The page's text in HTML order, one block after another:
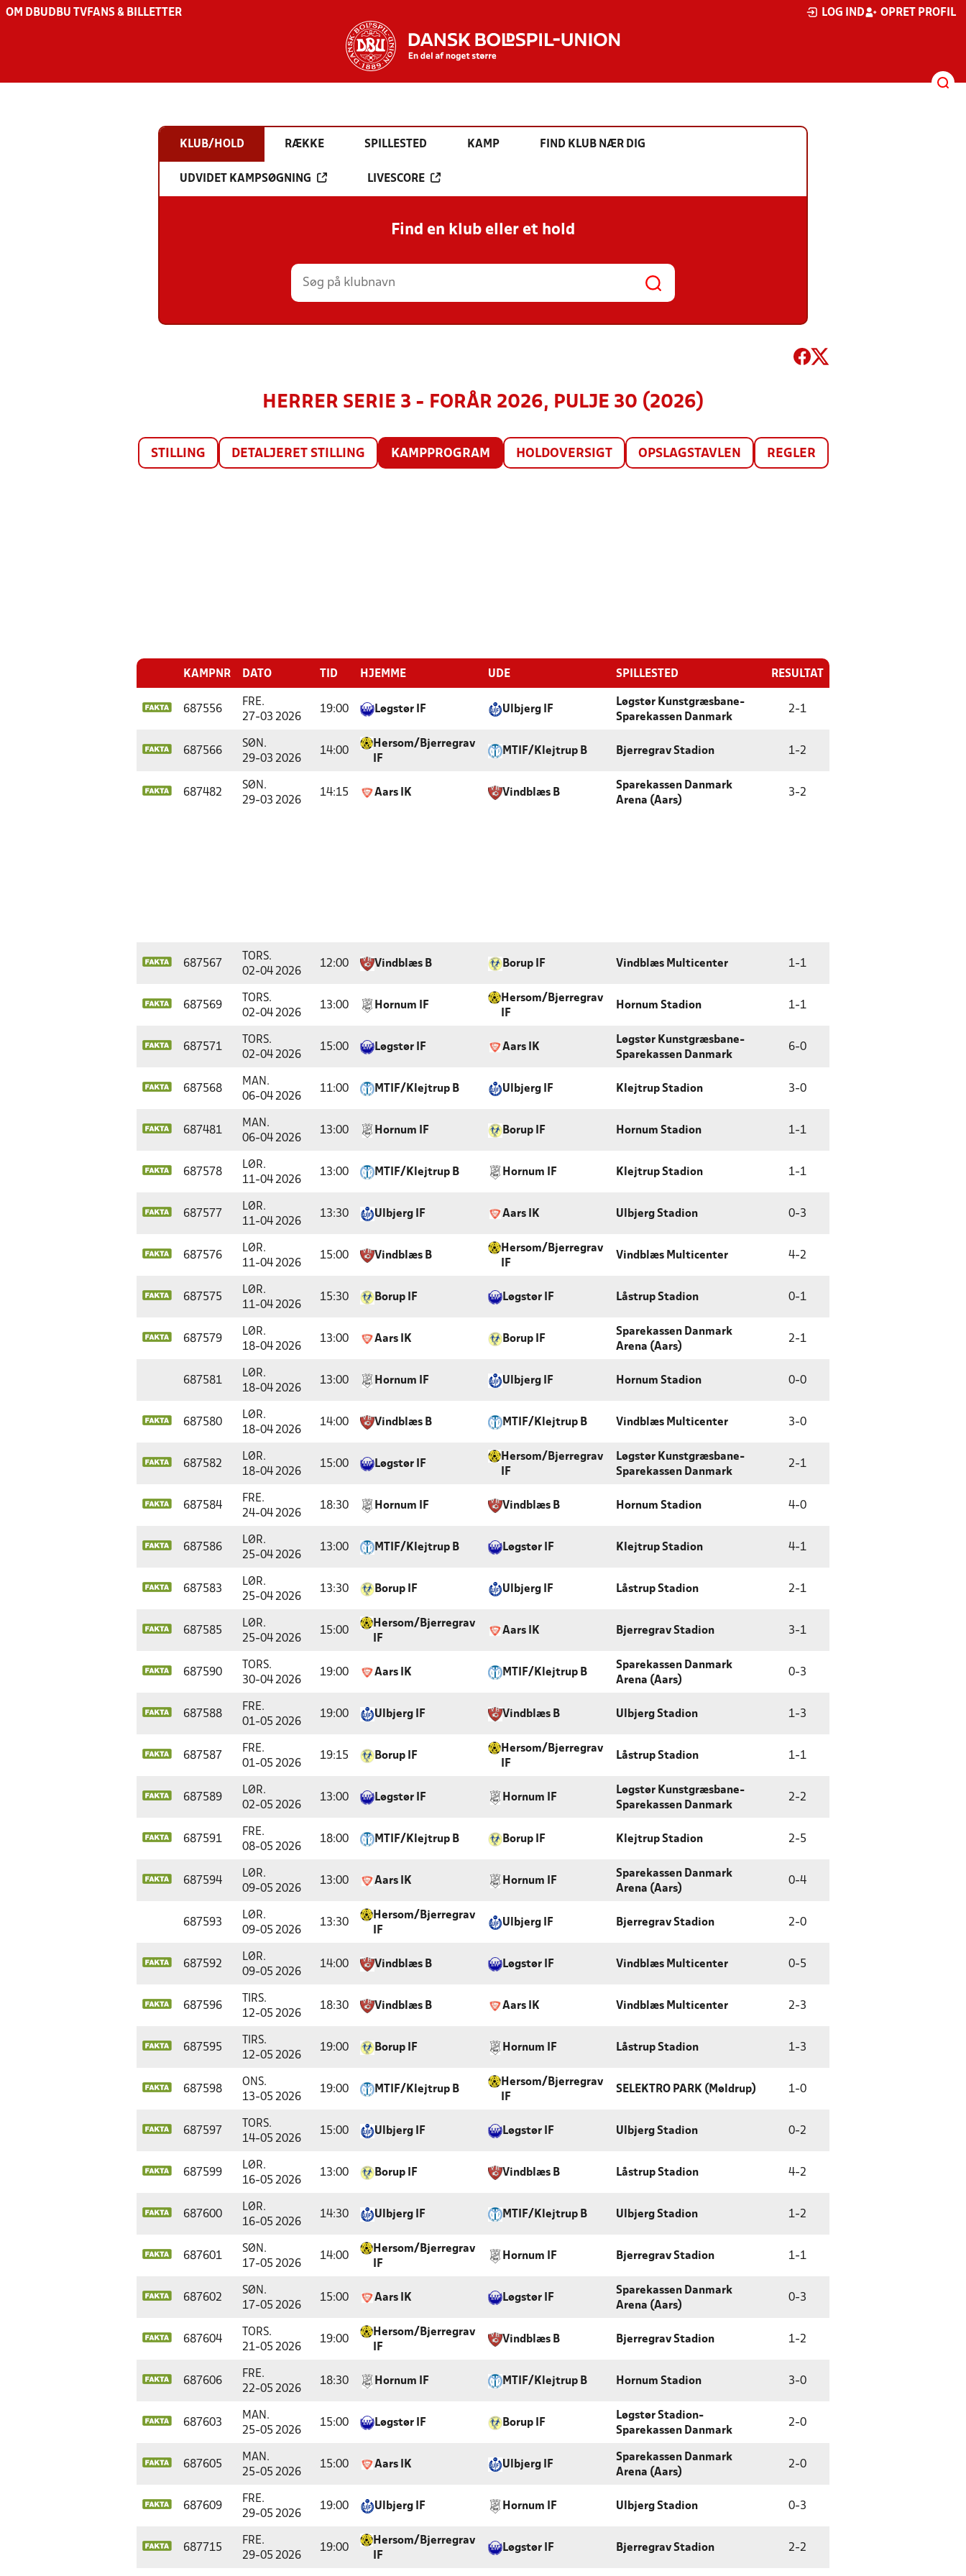
OM DBU DBU TV FANS & BILLETTER LOG IND OPRET PROFIL
KLUB/HOLD RÆKKE SPILLESTED KAMP FIND KLUB NÆR DIG
UDVIDET KAMPSØGNING LIVESCORE
Find en klub eller et hold
HERRER SERIE 3 - FORÅR 2026, PULJE 30 (2026)
STILLING DETALJERET STILLING KAMPPROGRAM HOLDOVERSIGT OPSLAGSTAVLEN REGLER
KAMPNR DATO TID HJEMME UDE SPILLESTED RESULTAT
687556
FRE.
27-03 2026
19:00 Løgstør IF Ulbjerg IF
Løgstør Kunstgræsbane-
Sparekassen Danmark
2-1
687566
SØN.
29-03 2026
14:00
Hersom/Bjerregrav
IF
MTIF/Klejtrup B Bjerregrav Stadion 1-2
687482
SØN.
29-03 2026
14:15 Aars IK Vindblæs B
Sparekassen Danmark
Arena (Aars)
3-2
687567
TORS.
02-04 2026
12:00 Vindblæs B Borup IF Vindblæs Multicenter 1-1
687569
TORS.
02-04 2026
13:00 Hornum IF
Hersom/Bjerregrav
IF
Hornum Stadion 1-1
687571
TORS.
02-04 2026
15:00 Løgstør IF Aars IK
Løgstør Kunstgræsbane-
Sparekassen Danmark
6-0
687568
MAN.
06-04 2026
11:00 MTIF/Klejtrup B Ulbjerg IF Klejtrup Stadion 3-0
687481
MAN.
06-04 2026
13:00 Hornum IF Borup IF Hornum Stadion 1-1
687578
LØR.
11-04 2026
13:00 MTIF/Klejtrup B Hornum IF Klejtrup Stadion 1-1
687577
LØR.
11-04 2026
13:30 Ulbjerg IF Aars IK Ulbjerg Stadion 0-3
687576
LØR.
11-04 2026
15:00 Vindblæs B
Hersom/Bjerregrav
IF
Vindblæs Multicenter 4-2
687575
LØR.
11-04 2026
15:30 Borup IF Løgstør IF Låstrup Stadion 0-1
687579
LØR.
18-04 2026
13:00 Aars IK Borup IF
Sparekassen Danmark
Arena (Aars)
2-1
687581
LØR.
18-04 2026
13:00 Hornum IF Ulbjerg IF Hornum Stadion 0-0
687580
LØR.
18-04 2026
14:00 Vindblæs B MTIF/Klejtrup B Vindblæs Multicenter 3-0
687582
LØR.
18-04 2026
15:00 Løgstør IF
Hersom/Bjerregrav
IF
Løgstør Kunstgræsbane-
Sparekassen Danmark
2-1
687584
FRE.
24-04 2026
18:30 Hornum IF Vindblæs B Hornum Stadion 4-0
687586
LØR.
25-04 2026
13:00 MTIF/Klejtrup B Løgstør IF Klejtrup Stadion 4-1
687583
LØR.
25-04 2026
13:30 Borup IF Ulbjerg IF Låstrup Stadion 2-1
687585
LØR.
25-04 2026
15:00
Hersom/Bjerregrav
IF
Aars IK Bjerregrav Stadion 3-1
687590
TORS.
30-04 2026
19:00 Aars IK MTIF/Klejtrup B
Sparekassen Danmark
Arena (Aars)
0-3
687588
FRE.
01-05 2026
19:00 Ulbjerg IF Vindblæs B Ulbjerg Stadion 1-3
687587
FRE.
01-05 2026
19:15 Borup IF
Hersom/Bjerregrav
IF
Låstrup Stadion 1-1
687589
LØR.
02-05 2026
13:00 Løgstør IF Hornum IF
Løgstør Kunstgræsbane-
Sparekassen Danmark
2-2
687591
FRE.
08-05 2026
18:00 MTIF/Klejtrup B Borup IF Klejtrup Stadion 2-5
687594
LØR.
09-05 2026
13:00 Aars IK Hornum IF
Sparekassen Danmark
Arena (Aars)
0-4
687593
LØR.
09-05 2026
13:30
Hersom/Bjerregrav
IF
Ulbjerg IF Bjerregrav Stadion 2-0
687592
LØR.
09-05 2026
14:00 Vindblæs B Løgstør IF Vindblæs Multicenter 0-5
687596
TIRS.
12-05 2026
18:30 Vindblæs B Aars IK Vindblæs Multicenter 2-3
687595
TIRS.
12-05 2026
19:00 Borup IF Hornum IF Låstrup Stadion 1-3
687598
ONS.
13-05 2026
19:00 MTIF/Klejtrup B
Hersom/Bjerregrav
IF
SELEKTRO PARK (Møldrup) 1-0
687597
TORS.
14-05 2026
15:00 Ulbjerg IF Løgstør IF Ulbjerg Stadion 0-2
687599
LØR.
16-05 2026
13:00 Borup IF Vindblæs B Låstrup Stadion 4-2
687600
LØR.
16-05 2026
14:30 Ulbjerg IF MTIF/Klejtrup B Ulbjerg Stadion 1-2
687601
SØN.
17-05 2026
14:00
Hersom/Bjerregrav
IF
Hornum IF Bjerregrav Stadion 1-1
687602
SØN.
17-05 2026
15:00 Aars IK Løgstør IF
Sparekassen Danmark
Arena (Aars)
0-3
687604
TORS.
21-05 2026
19:00
Hersom/Bjerregrav
IF
Vindblæs B Bjerregrav Stadion 1-2
687606
FRE.
22-05 2026
18:30 Hornum IF MTIF/Klejtrup B Hornum Stadion 3-0
687603
MAN.
25-05 2026
15:00 Løgstør IF Borup IF
Løgstør Stadion-
Sparekassen Danmark
2-0
687605
MAN.
25-05 2026
15:00 Aars IK Ulbjerg IF
Sparekassen Danmark
Arena (Aars)
2-0
687609
FRE.
29-05 2026
19:00 Ulbjerg IF Hornum IF Ulbjerg Stadion 0-3
687715
FRE.
29-05 2026
19:00
Hersom/Bjerregrav
IF
Løgstør IF Bjerregrav Stadion 2-2